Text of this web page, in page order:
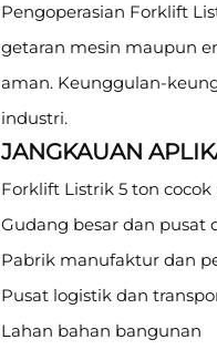
Pengoperasian Forklift
getaran mesin maupun
aman. Keunggulan-
industri.
JANGKAUAN
Forklift Listrik 5 ton
Gudang besar dan pusat
Pabrik manufaktur dan
Pusat logistik dan
Lahan bahan bangunan